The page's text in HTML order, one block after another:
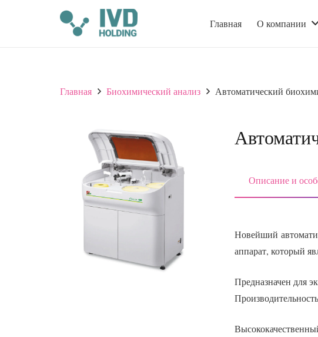
Главная О компании
Главная Биохимический анализ Автоматический
Описание и
Новейший
аппарат, который
Предназначен для